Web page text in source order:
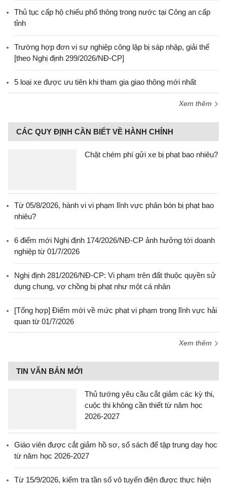
Thủ tục cấp hộ chiếu phổ thông trong nước tại Công an cấp
tỉnh
Trường hợp đơn vị sự nghiệp công lập bị sáp nhập, giải thể
[theo Nghị định 299/2026/NĐ-CP]
5 loại xe được ưu tiên khi tham gia giao thông mới nhất
Xem thêm
CÁC QUY ĐỊNH CẦN BIẾT VỀ HÀNH CHÍNH
Chặt chém phí gửi xe bị phạt bao nhiêu?
Từ 05/8/2026, hành vi vi phạm lĩnh vực phân bón bị phạt bao
nhiêu?
6 điểm mới Nghị định 174/2026/NĐ-CP ảnh hưởng tới doanh
nghiệp từ 01/7/2026
Nghị định 281/2026/NĐ-CP: Vi phạm trên đất thuộc quyền sử
dụng chung, vợ chồng bị phạt như một cá nhân
[Tổng hợp] Điểm mới về mức phạt vi phạm trong lĩnh vực hải
quan từ 01/7/2026
Xem thêm
TIN VĂN BẢN MỚI
Thủ tướng yêu cầu cắt giảm các kỳ thi,
cuộc thi không cần thiết từ năm học
2026-2027
Giáo viên được cắt giảm hồ sơ, sổ sách để tập trung dạy học
từ năm học 2026-2027
Từ 15/9/2026, kiểm tra tần số vô tuyến điện được thực hiện